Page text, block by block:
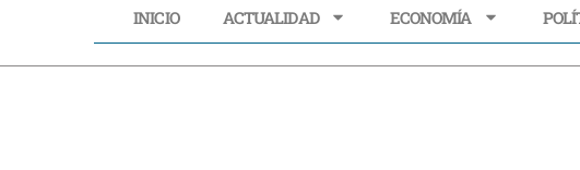
INICIO ACTUALIDAD ECONOMÍA